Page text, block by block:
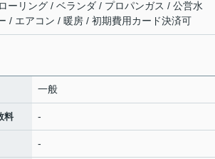
ーリング / ベランダ / プロパンガス / 公営水
/ エアコン / 暖房 / 初期費用カード決済可
一般
料 -
-